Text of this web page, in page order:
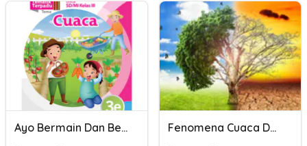
Ayo Bermain Dan Belajar Ditema 3 (Cuaca) Fenomena Cuaca Dan Iklim Di Malaysia 5A